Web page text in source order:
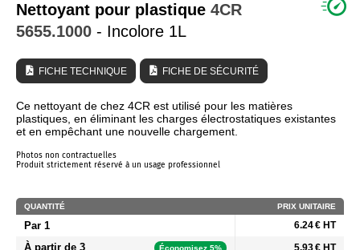
Nettoyant pour plastique 4CR
5655.1000 - Incolore 1L
FICHE TECHNIQUE FICHE DE SÉCURITÉ
Ce nettoyant de chez 4CR est utilisé pour les matières
plastiques, en éliminant les charges électrostatiques existantes
et en empêchant une nouvelle chargement.
Photos non contractuelles
Produit strictement réservé à un usage professionnel
QUANTITÉ PRIX UNITAIRE
Par 1 6.24 € HT
À partir de 3 Économisez 5% 5.93 € HT